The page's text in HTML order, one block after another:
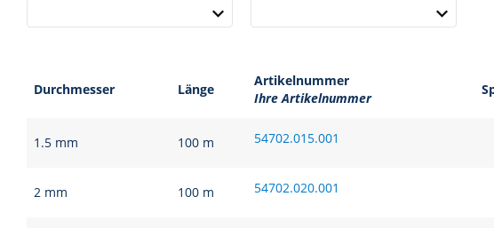
Durchmesser Länge
Artikelnummer
Ihre Artikelnummer
1.5 mm 100 m 54702.015.001
2 mm 100 m 54702.020.001